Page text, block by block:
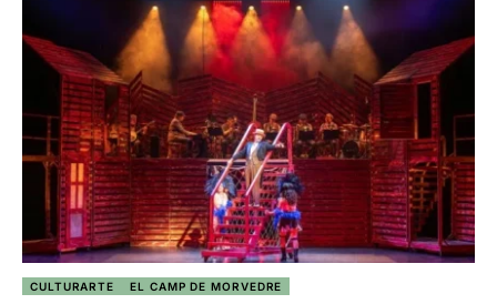
CULTURARTE EL CAMP DE MORVEDRE